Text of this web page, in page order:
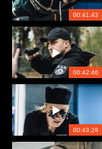
00:41:43
00:42:46
00:43:29